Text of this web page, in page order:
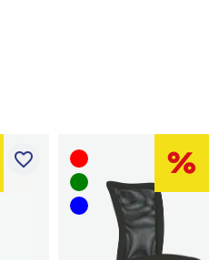
favorite_border